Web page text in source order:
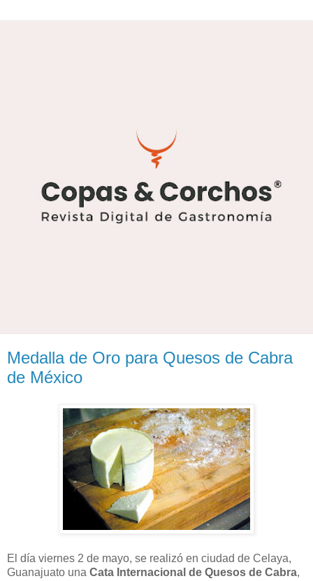
Medalla de Oro para Quesos de Cabra
de México
El día viernes 2 de mayo, se realizó en ciudad de Celaya,
Guanajuato una Cata Internacional de Quesos de Cabra,